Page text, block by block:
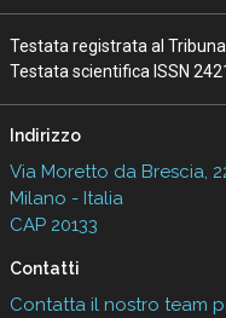
Testata registrata al
Testata scientifica ISSN
Indirizzo
Via Moretto da Brescia,
Milano - Italia
CAP 20133
Contatti
Contatta il nostro team